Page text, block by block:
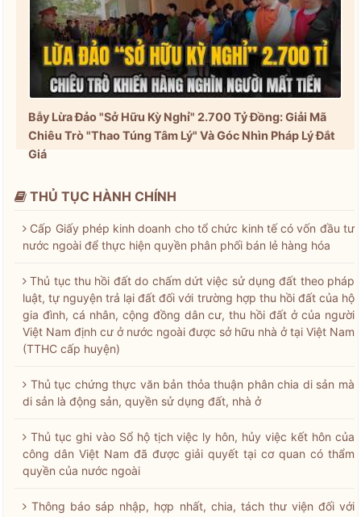
Bẫy Lừa Đảo "Sở Hữu Kỳ Nghỉ" 2.700 Tỷ Đồng: Giải Mã
Chiêu Trò "Thao Túng Tâm Lý" Và Góc Nhìn Pháp Lý Đắt
Giá
THỦ TỤC HÀNH CHÍNH
Cấp Giấy phép kinh doanh cho tổ chức kinh tế có vốn đầu tư
nước ngoài để thực hiện quyền phân phối bán lẻ hàng hóa
Thủ tục thu hồi đất do chấm dứt việc sử dụng đất theo pháp
luật, tự nguyện trả lại đất đối với trường hợp thu hồi đất của hộ
gia đình, cá nhân, cộng đồng dân cư, thu hồi đất ở của người
Việt Nam định cư ở nước ngoài được sở hữu nhà ở tại Việt Nam
(TTHC cấp huyện)
Thủ tục chứng thực văn bản thỏa thuận phân chia di sản mà
di sản là động sản, quyền sử dụng đất, nhà ở
Thủ tục ghi vào Sổ hộ tịch việc ly hôn, hủy việc kết hôn của
công dân Việt Nam đã được giải quyết tại cơ quan có thẩm
quyền của nước ngoài
Thông báo sáp nhập, hợp nhất, chia, tách thư viện đối với